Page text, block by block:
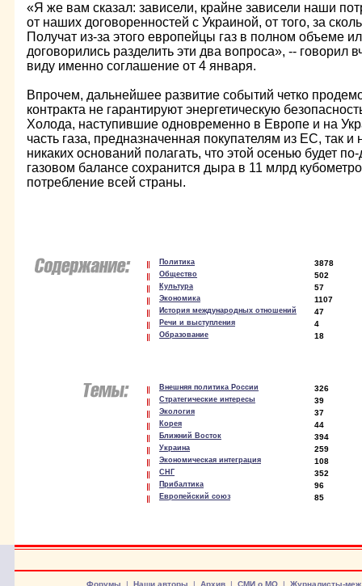
«Я же вам сказал: зависели, крайне зависели наши
от наших договоренностей с Украиной, от того, за
Получат из-за этого европейцы газ в полном объеме
договорились разделить эти два вопроса», --
виду именно соглашение от 4 января.
Впрочем, дальнейшее развитие событий четко
контракта не гарантируют энергетическую
Холода, наступившие одновременно в Европе и на
часть газа, предназначенная покупателям из ЕС, так
никаких оснований полагать, что этой осенью будет
газовом балансе сохранится дыра в 11 млрд
потребление всей страны.
Политика 3878
Общество 502
Культура 57
Экономика 1107
История международных отношений 47
Речи и выступления 4
Образование 18
Внешняя политика России 326
Стратегические интересы 39
Экология 37
Корея 44
Ближний Восток 394
Украина 259
Экономическая интеграция 108
СНГ 352
Прибалтика 96
Европейский союз 85
Форумы | Наши авторы | Архив| СМИ о МО| Журналисты-